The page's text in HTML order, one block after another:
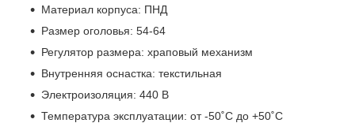
Материал корпуса: ПНД
Размер оголовья: 54-64
Регулятор размера: храповый механизм
Внутренняя оснастка: текстильная
Электроизоляция: 440 В
Температура эксплуатации: от -50˚С до +50˚С